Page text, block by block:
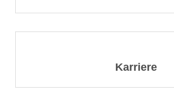
Karriere